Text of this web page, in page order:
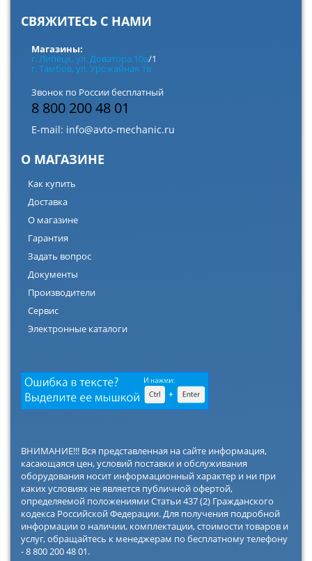
СВЯЖИТЕСЬ С НАМИ
Магазины:
г. Липецк, ул. Доватора 10а/1
г. Тамбов, ул. Урожайная 1в
Звонок по России бесплатный
8 800 200 48 01
E-mail: info@avto-mechanic.ru
О МАГАЗИНЕ
Как купить
Доставка
О магазине
Гарантия
Задать вопрос
Документы
Производители
Сервис
Электронные каталоги
ВНИМАНИЕ!!! Вся представленная на сайте информация,
касающаяся цен, условий поставки и обслуживания
оборудования носит информационный характер и ни при
каких условиях не является публичной офертой,
определяемой положениями Статьи 437 (2) Гражданского
кодекса Российской Федерации. Для получения подробной
информации о наличии, комплектации, стоимости товаров и
услуг, обращайтесь к менеджерам по бесплатному телефону
- 8 800 200 48 01.